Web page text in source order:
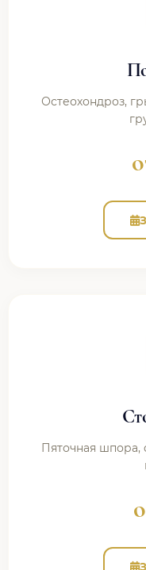
Остеохондроз,
Пяточная шпора,